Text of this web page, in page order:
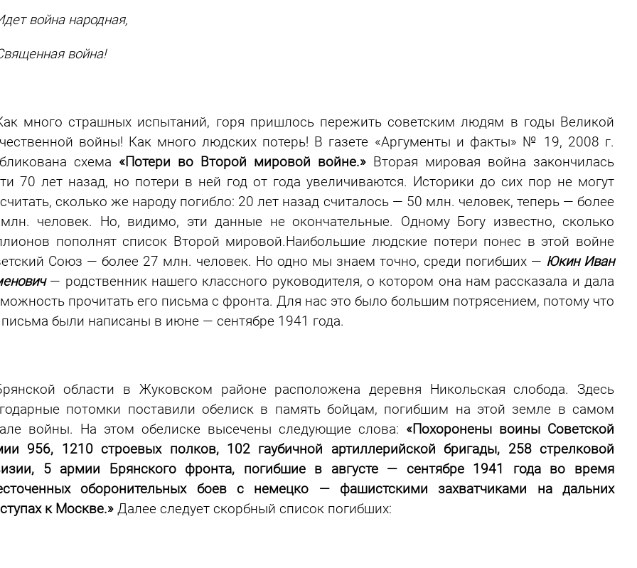
война народная,
война!
много страшных испытаний, горя пришлось пережить советским людям в годы Великой
войны! Как много людских потерь! В газете «Аргументы и факты» № 19, 2008 г.
схема «Потери во Второй мировой войне.» Вторая мировая война закончилась
70 лет назад, но потери в ней год от года увеличиваются. Историки до сих пор не могут
сколько же народу погибло: 20 лет назад считалось — 50 млн. человек, теперь — более
человек. Но, видимо, эти данные не окончательные. Одному Богу известно, сколько
пополнят список Второй мировой.Наибольшие людские потери понес в этой войне
Союз — более 27 млн. человек. Но одно мы знаем точно, среди погибших — Юкин Иван
— родственник нашего классного руководителя, о котором она нам рассказала и дала
прочитать его письма с фронта. Для нас это было большим потрясением, потому что
письма были написаны в июне — сентябре 1941 года.
области в Жуковском районе расположена деревня Никольская слобода. Здесь
потомки поставили обелиск в память бойцам, погибшим на этой земле в самом
войны. На этом обелиске высечены следующие слова: «Похоронены воины Советской
956, 1210 строевых полков, 102 гаубичной артиллерийской бригады, 258 стрелковой
5 армии Брянского фронта, погибшие в августе — сентябре 1941 года во время
оборонительных боев с немецко — фашистскими захватчиками на дальних
к Москве.» Далее следует скорбный список погибших: